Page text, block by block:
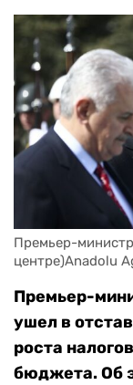
Премьер-
центре)Anadolu
Премьер-
ушел в
роста
бюджета. Об